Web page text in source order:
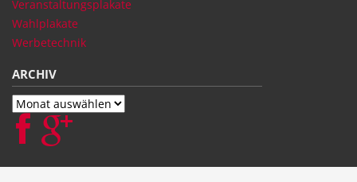
Veranstaltungsplakate
Wahlplakate
Werbetechnik
ARCHIV
Archiv